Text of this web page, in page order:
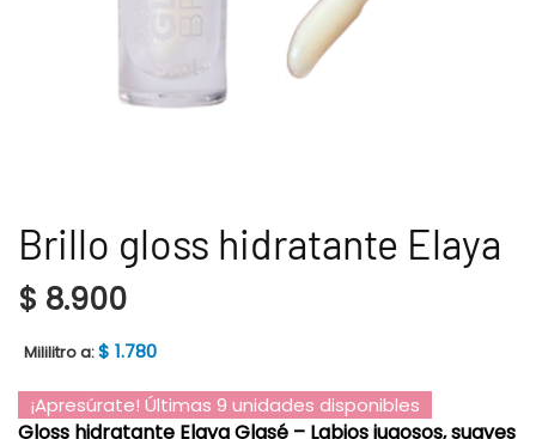
Brillo gloss hidratante Elaya
$ 8.900
Mililitro a:$ 1.780
¡Apresúrate! Últimas 9 unidades disponibles
Gloss hidratante Elaya Glasé – Labios jugosos, suaves